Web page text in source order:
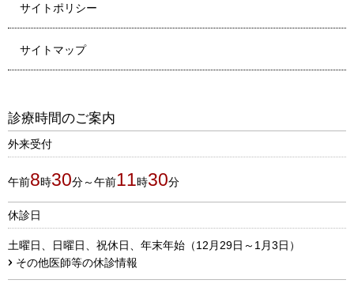
サイトポリシー
サイトマップ
診療時間のご案内
外来受付
午前8時30分～午前11時30分
休診日
土曜日、日曜日、祝休日、年末年始（12月29日～1月3日）
その他医師等の休診情報